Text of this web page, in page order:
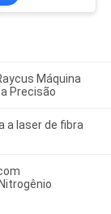
Máquina
Precisão
a laser de fibra